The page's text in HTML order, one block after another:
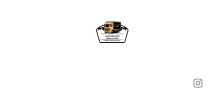
Instagram